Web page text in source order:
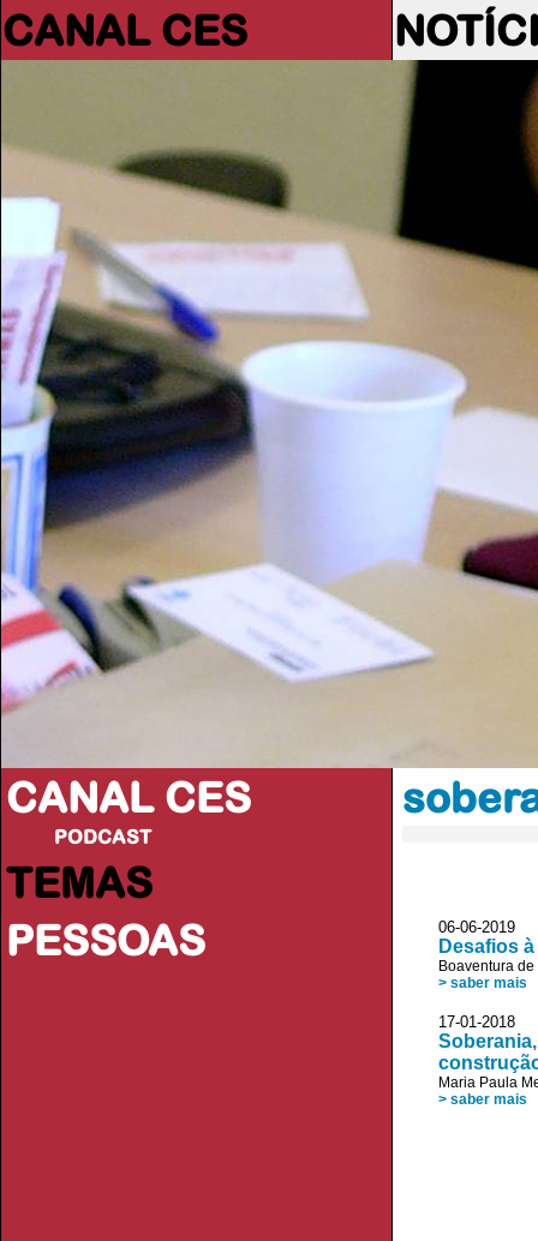
CANAL CES
CANAL CES
PODCAST
TEMAS
PESSOAS
06-06-
Desafios
Boaventura
> saber mais
17-01-
Maria Paula
> saber mais